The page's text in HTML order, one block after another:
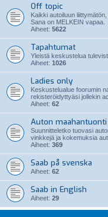
Off topic
Kaikki autoiluun
Sana on MELKEIN vapaa.
Aiheet: 5622
Tapahtumat
Yleistä keskustelua
Aiheet: 1026
Ladies only
Keskustelualue foorumin
rekisteröidyttyäsi jollekin
Aiheet: 62
Auton maahantuonti
Suunnitteletko tuovasi
vinkkejä ja kokemuksia
Aiheet: 369
Saab på svenska
Aiheet: 62
Saab in English
Aiheet: 29